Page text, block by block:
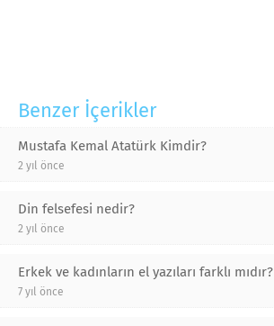
Benzer İçerikler
Mustafa Kemal Atatürk Kimdir?
2 yıl önce
Din felsefesi nedir?
2 yıl önce
Erkek ve kadınların el yazıları farklı mıdır?
7 yıl önce